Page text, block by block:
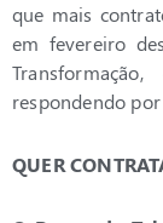
que mais
em fevereiro
respondendo
QUER